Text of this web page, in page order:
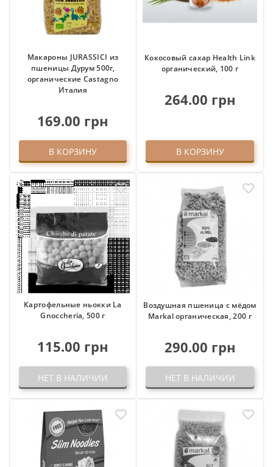
Макароны JURASSICI из
пшеницы Дурум 500г,
органические Castagno
Италия
169.00 грн
В КОРЗИНУ
Кокосовый сахар Health Link
органический, 100 г
264.00 грн
В КОРЗИНУ
Картофельные ньокки La
Gnoccheria, 500 г
115.00 грн
НЕТ В НАЛИЧИИ
Воздушная пшеница с мёдом
Markal органическая, 200 г
290.00 грн
НЕТ В НАЛИЧИИ